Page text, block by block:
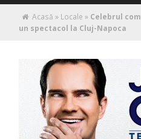
Acasă » Locale » Celebrul
un spectacol la Cluj-Napoca